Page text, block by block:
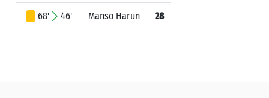
68' 46' Manso Harun 28